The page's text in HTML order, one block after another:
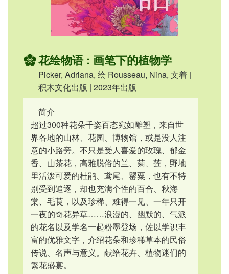
花绘物语 : 画笔下的植物学
Picker, Adriana, 绘 Rousseau, Nina, 文着 |
积木文化出版 | 2023年出版
简介
超过300种花朵千姿百态宛如雕塑，来自世
界各地的山林、花园、博物馆，或是没人注
意的小路旁。不只是受人喜爱的玫瑰、郁金
香、山茶花，高雅脱俗的兰、菊、莲，野地
里活泼可爱的杜鹃、鸢尾、罂粟，也有不特
别受到追逐，却也充满个性的百合、秋海
棠、毛莨，以及珍稀、难得一见、一年只开
一夜的奇花异草……浪漫的、幽默的、气派
的花名以及学名一起粉墨登场，佐以学识丰
富的优雅文字，介绍花朵和珍稀草本的民俗
传说、名声与意义。献给花卉、植物迷们的
繁花盛宴。